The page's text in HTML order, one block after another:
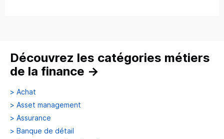
Découvrez les catégories métiers
de la finance →
> Achat
> Asset management
> Assurance
> Banque de détail